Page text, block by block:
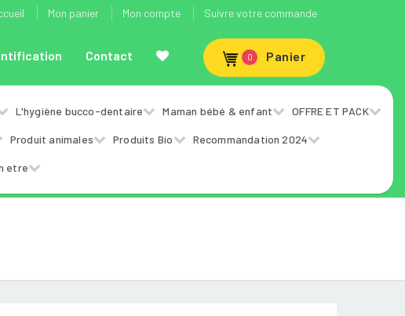
Mon panier Mon compte Suivre votre commande
Contact 0 Panier
L'hygiène bucco-dentaire Maman bébé & enfant OFFRE ET PACK
Produit animales Produits Bio Recommandation 2024
etre